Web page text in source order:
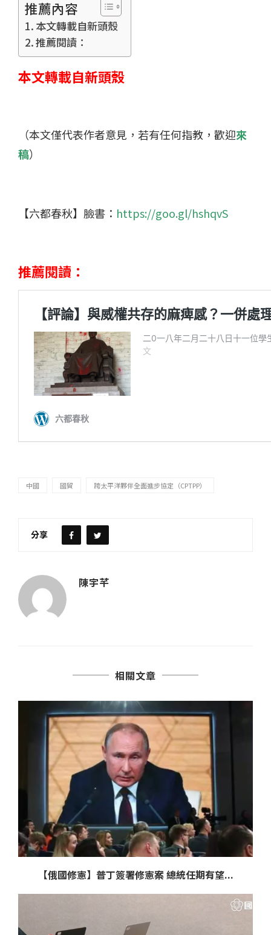
推薦內容
本文轉載自新頭殼
推薦閱讀：
本文轉載自新頭殼
（本文僅代表作者意見，若有任何指教，歡迎來
稿）
【六都春秋】臉書： https://goo.gl/hshqvS
推薦閱讀：
中國 國貿 跨太平洋夥伴全面進步協定（CPTPP）
分享
陳宇芊
相關文章
【俄國修憲】普丁簽署修憲案 總統任期有望...